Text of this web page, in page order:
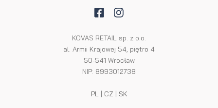
KOVAS RETAIL sp. z o.o.
al. Armii Krajowej 54, piętro 4
50-541 Wrocław
NIP: 8993012738
PL | CZ | SK